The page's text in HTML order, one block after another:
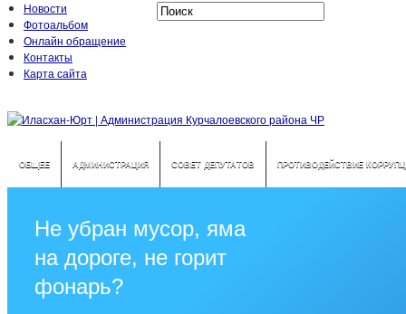
Новости
Фотоальбом
Онлайн обращение
Контакты
Карта сайта
ОБЩЕЕ АДМИНИСТРАЦИЯ СОВЕТ ДЕПУТАТОВ ПРОТИВОДЕЙСТВИЕ
Не убран мусор, яма
на дороге, не горит
фонарь?